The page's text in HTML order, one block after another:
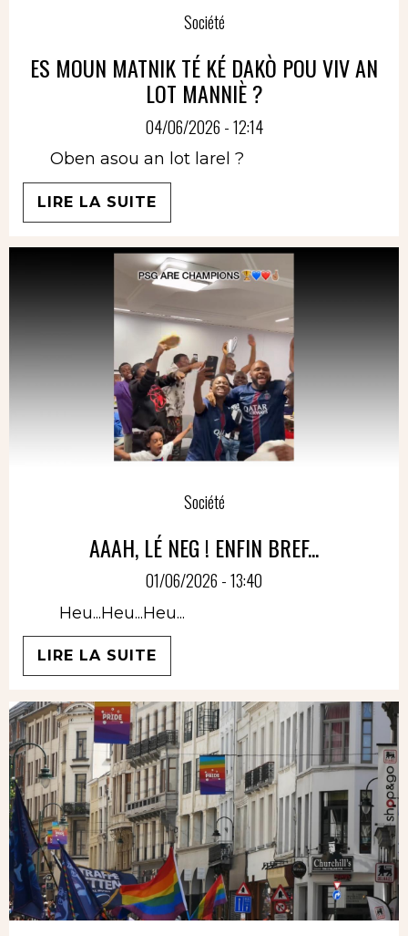
Société
ES MOUN MATNIK TÉ KÉ DAKÒ POU VIV AN
LOT MANNIÈ ?
04/06/2026 - 12:14
Oben asou an lot larel ?
LIRE LA SUITE
Société
AAAH, LÉ NEG ! ENFIN BREF...
01/06/2026 - 13:40
Heu...Heu...Heu...
LIRE LA SUITE